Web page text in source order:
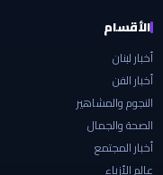
الأقسام
أخبار لبنان
أخبار الفن
النجوم والمشاهير
الصحة والجمال
أخبار المجتمع
عالم الأزياء